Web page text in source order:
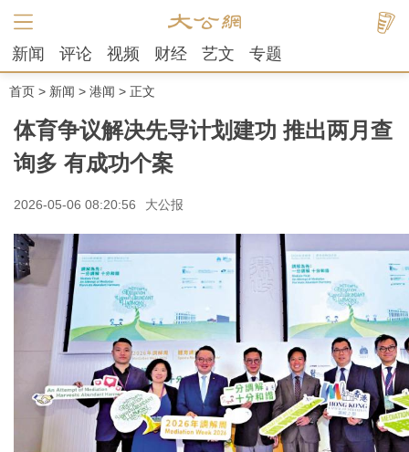
新闻 评论 视频 财经 艺文 专题
首页 > 新闻 > 港闻 > 正文
体育争议解决先导计划建功 推出两月查
询多 有成功个案
2026-05-06 08:20:56 大公报